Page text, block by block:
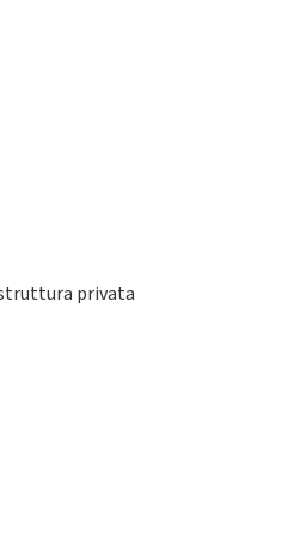
privata